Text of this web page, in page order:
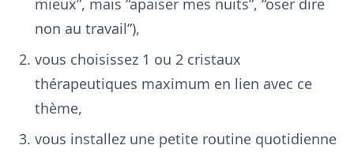
mieux”, mais “apaiser mes nuits”, “oser dire
non au travail”),
vous choisissez 1 ou 2 cristaux
thérapeutiques maximum en lien avec ce
thème,
vous installez une petite routine quotidienne